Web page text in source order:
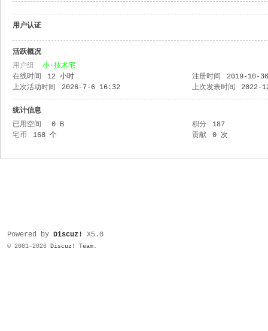
用户认证
活跃概况
用户组 小·技术宅
在线时间
12 小时 注册时间
2019-10-
上次活动时间
2026-7-6 16:32 上次发表时间 2022-
统计信息
已用空间
0 B 积分
187
宅币
168 个 贡献 0 次
Powered by Discuz! X5.0
© 2001-2026 Discuz! Team.